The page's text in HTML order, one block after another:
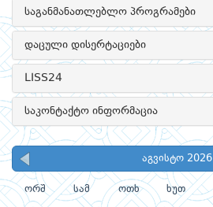
საგანმანათლებლო პროგრამები
დაცული დისერტაციები
LISS24
საკონტაქტო ინფორმაცია
აგვისტო 2026
ორშ სამ ოთხ ხუთ